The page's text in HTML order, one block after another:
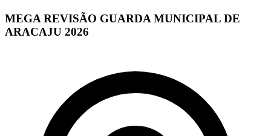
MEGA REVISÃO GUARDA MUNICIPAL DE
ARACAJU 2026